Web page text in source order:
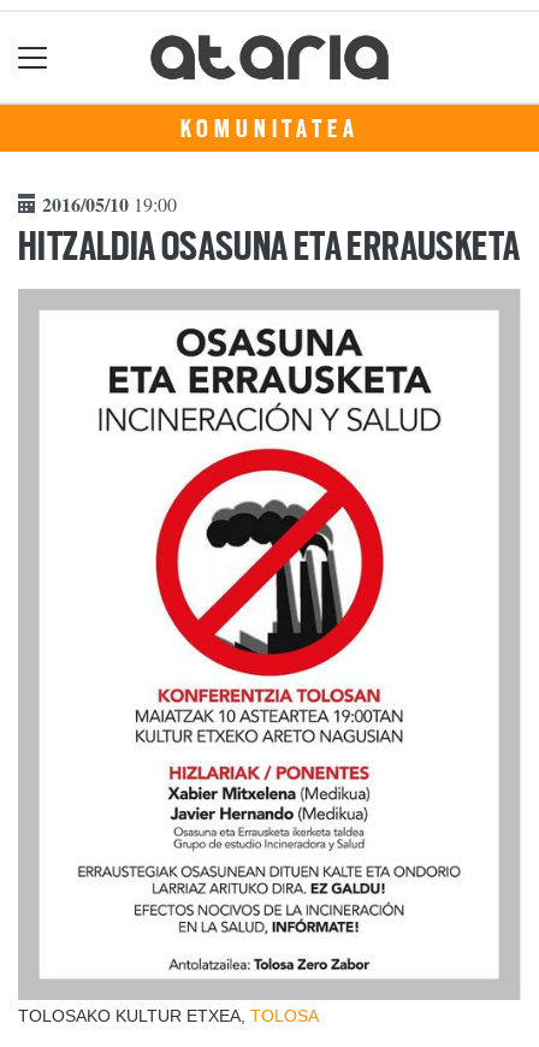
KOMUNITATEA
2016/05/10 19:00
HITZALDIA OSASUNA ETA ERRAUSKETA
TOLOSAKO KULTUR ETXEA, TOLOSA